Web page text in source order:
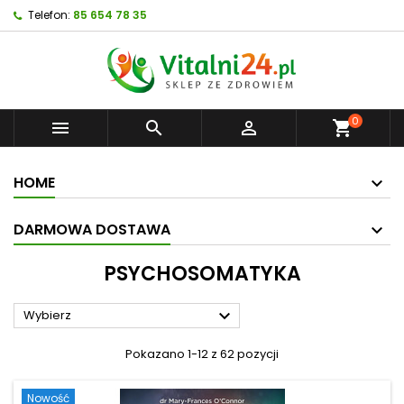
Telefon: 85 654 78 35
   shopping_cart0
HOME
DARMOWA DOSTAWA
PSYCHOSOMATYKA
Wybierz 
Pokazano 1-12 z 62 pozycji
Nowość